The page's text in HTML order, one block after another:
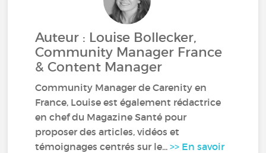
Auteur : Louise Bollecker,
Community Manager France
& Content Manager
Community Manager de Carenity en
France, Louise est également rédactrice
en chef du Magazine Santé pour
proposer des articles, vidéos et
témoignages centrés sur le...>> En savoir